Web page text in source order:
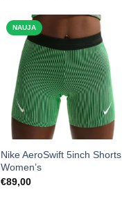
NAUJA
Nike AeroSwift 5inch Shorts
Women’s
€89,00